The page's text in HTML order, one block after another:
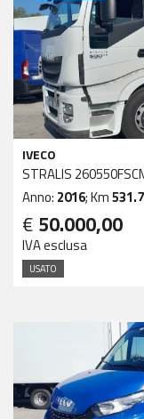
IVECO
STRALIS
Anno: 2016; Km
€ 50.000,00
IVA esclusa
USATO